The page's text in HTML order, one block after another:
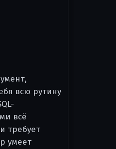
всю рутину
всё
требует
умеет